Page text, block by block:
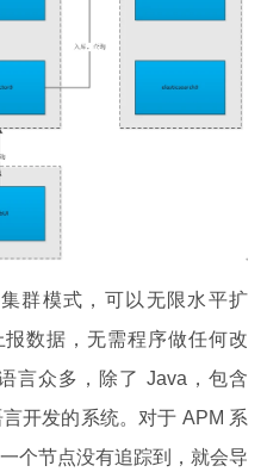
群模式，可以无限水平扩
数据，无需程序做任何改
言众多，除了 Java，包含
开发的系统。对于 APM 系
个节点没有追踪到，就会导